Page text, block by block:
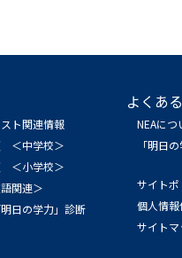
ト関連情報
＜中学校＞
＜小学校＞
関連＞
日の学力」診断
よくあ
NEAにつ
「明日
サイトポ
個人情
サイトマ